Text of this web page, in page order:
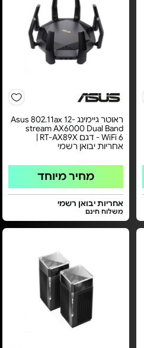
ראוטר גיימינג Asus 802.11ax 12-
stream AX6000 Dual Band
WiFi 6 - דגם RT-AX89X |
אחריות יבואן רשמי
מחיר מיוחד
אחריות יבואן רשמי
משלוח חינם